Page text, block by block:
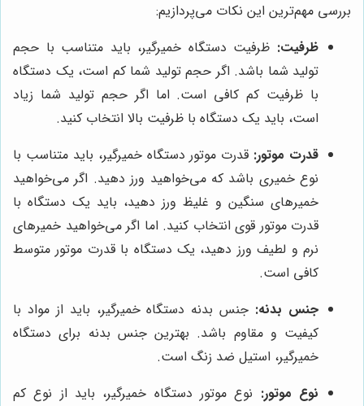
بررسی مهم‌ترین این نکات می‌پردازیم:
ظرفیت: ظرفیت دستگاه خمیرگیر، باید متناسب با حجم
تولید شما باشد. اگر حجم تولید شما کم است، یک دستگاه
با ظرفیت کم کافی است. اما اگر حجم تولید شما زیاد
است، باید یک دستگاه با ظرفیت بالا انتخاب کنید.
قدرت موتور: قدرت موتور دستگاه خمیرگیر، باید متناسب با
نوع خمیری باشد که می‌خواهید ورز دهید. اگر می‌خواهید
خمیرهای سنگین و غلیظ ورز دهید، باید یک دستگاه با
قدرت موتور قوی انتخاب کنید. اما اگر می‌خواهید خمیرهای
نرم و لطیف ورز دهید، یک دستگاه با قدرت موتور متوسط
کافی است.
جنس بدنه: جنس بدنه دستگاه خمیرگیر، باید از مواد با
کیفیت و مقاوم باشد. بهترین جنس بدنه برای دستگاه
خمیرگیر، استیل ضد زنگ است.
نوع موتور: نوع موتور دستگاه خمیرگیر، باید از نوع کم